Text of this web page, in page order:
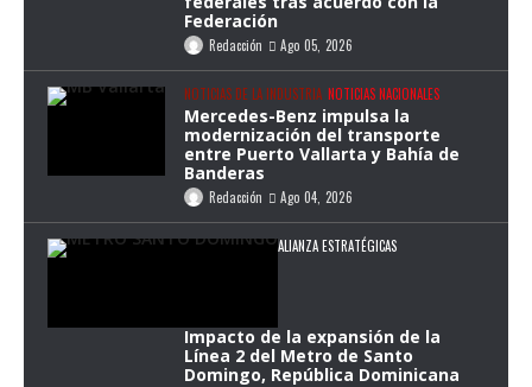
Federación
Redacción Ago 05, 2026
NOTICIAS DE LA INDUSTRIA NOTICIAS NACIONALES
Mercedes-Benz impulsa la
modernización del transporte
entre Puerto Vallarta y Bahía de
Banderas
Redacción Ago 04, 2026
ALIANZA ESTRATÉGICAS
Impacto de la expansión de la
Línea 2 del Metro de Santo
Domingo, República Dominicana